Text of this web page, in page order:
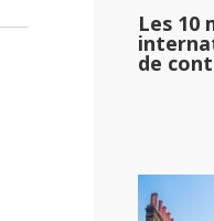
Les 10
de